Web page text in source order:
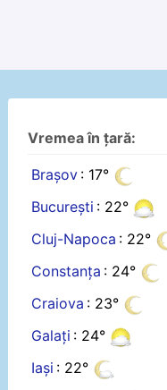
Vremea în țară:
Brașov : 17°
București : 22°
Cluj-Napoca : 22°
Constanța : 24°
Craiova : 23°
Galați : 24°
Iași : 22°